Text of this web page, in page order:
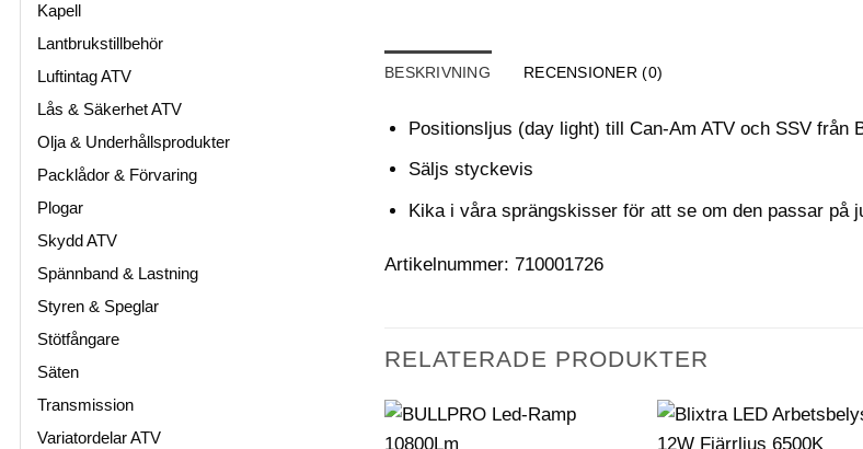
Kapell
Lantbrukstillbehör
Luftintag ATV
Lås & Säkerhet ATV
Olja & Underhållsprodukter
Packlådor & Förvaring
Plogar
Skydd ATV
Spännband & Lastning
Styren & Speglar
Stötfångare
Säten
Transmission
Variatordelar ATV
BESKRIVNING RECENSIONER (0)
Positionsljus (day light) till Can-Am ATV och SSV från
Säljs styckevis
Kika i våra sprängskisser för att se om den passar på
Artikelnummer: 710001726
RELATERADE PRODUKTER